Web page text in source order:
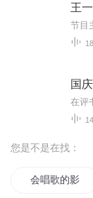
王
18
国
14
您是不是在找：
会唱歌的影子